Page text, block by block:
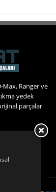
Max, Ranger ve
yedek
parçalar